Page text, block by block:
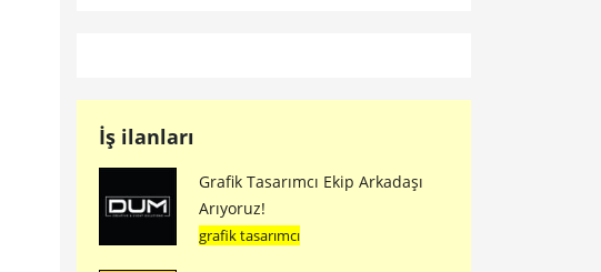
İş ilanları
Grafik Tasarımcı Ekip Arkadaşı
Arıyoruz!
grafik tasarımcı